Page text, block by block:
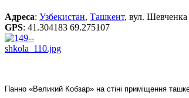
Адреса: Узбекистан, Ташкент, вул. Шевченка
GPS: 41.304183 69.275107
Панно «Великий Кобзар» на стіні приміщення